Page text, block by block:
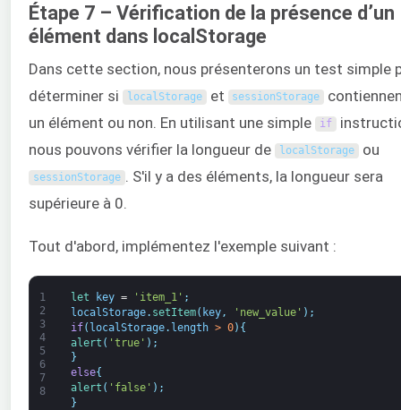
Étape 7 – Vérification de la présence d’un
élément dans localStorage
Dans cette section, nous présenterons un test simple
déterminer si
localStorage et sessionStorage
un élément ou non. En utilisant une simple
if
nous pouvons vérifier la longueur de
localStorage ou
sessionStorage . S'il y a des éléments, la longueur sera
supérieure à 0.
Tout d'abord, implémentez l'exemple suivant :
1
2
3
4
5
6
7
8
let key = 'item_1' ;
localStorage. setItem( key, 'new_value' ) ;
if( localStorage. length > 0) {
alert ( 'true' ) ;
}
else{
alert ( 'false' ) ;
}